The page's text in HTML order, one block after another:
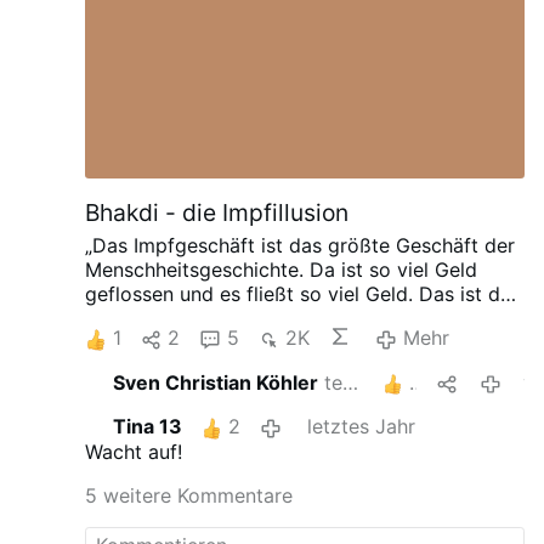
Bhakdi - die Impfillusion
„Das Impfgeschäft ist das größte Geschäft der
Menschheitsgeschichte. Da ist so viel Geld
geflossen und es fließt so viel Geld. Das ist der
als die Speerspitze der Globalisten. Damit
niemand geringerer als Prof. Dr. Sucharit
Bhakdi.
Beim Alternativ-WEF in Prag empfiehlt
Bhakdi eindringlich das Buch „Die Impf-Illusion“
(Die Impf-Illusion
Darin wird der Mythos zerstört, dass uns das
konfrontiert uns die Autorin mit der
1 2 5 2K
Mehr
Sven Christian Köhlerteilt das 5
Tina 13
2
letztes Jahr
Wacht auf!
5 weitere Kommentare